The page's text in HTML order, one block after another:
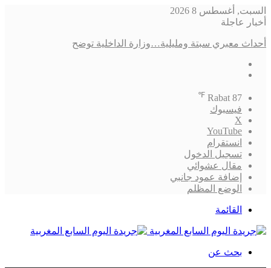
السبت, أغسطس 8 2026
أخبار عاجلة
أحداث معبري سبتة ومليلية…وزارة الداخلية توضح
Rabat 87
℉
فيسبوك
‫X
‫YouTube
انستقرام
تسجيل الدخول
مقال عشوائي
إضافة عمود جانبي
الوضع المظلم
القائمة
بحث عن